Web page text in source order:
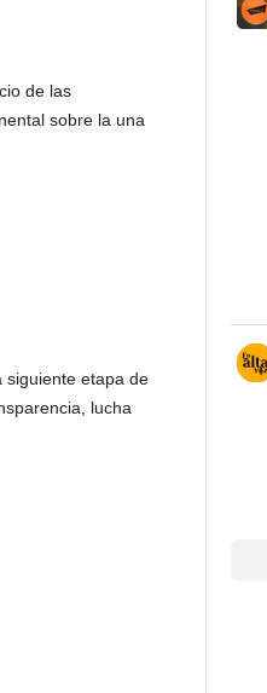
de las
sobre la una
etapa de
lucha